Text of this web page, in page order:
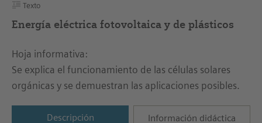
Texto
Energía eléctrica fotovoltaica y de plásticos
Hoja informativa:
Se explica el funcionamiento de las células solares
orgánicas y se demuestran las aplicaciones posibles.
Descripción Información didáctica